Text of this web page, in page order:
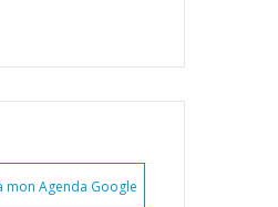
mon Agenda Google